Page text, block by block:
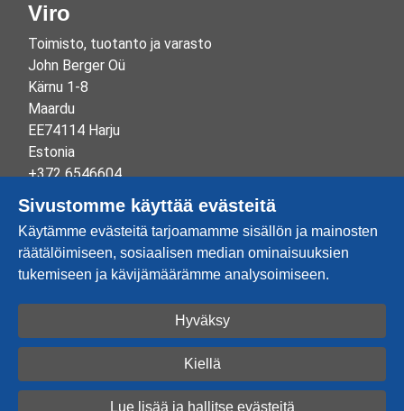
Viro
Toimisto, tuotanto ja varasto
John Berger Oü
Kärnu 1-8
Maardu
EE74114 Harju
Estonia
+372 6546604
info@johnberger.ee
Reg.nr 10265834
EE100332513
Luo tili
Kirjaudu sisään
2026 © John Berger OÜ
Sivustomme käyttää evästeitä
Käytämme evästeitä tarjoamamme sisällön ja mainosten
räätälöimiseen, sosiaalisen median ominaisuuksien
tukemiseen ja kävijämäärämme analysoimiseen.
Hyväksy
Kiellä
Lue lisää ja hallitse evästeitä